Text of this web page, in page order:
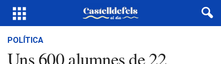
POLÍTICA
Uns 600 alumnes de 22